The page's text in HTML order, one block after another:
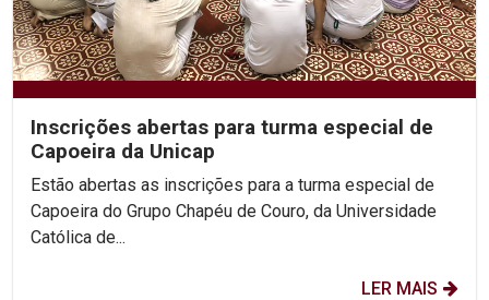
Inscrições abertas para turma especial de
Capoeira da Unicap
Estão abertas as inscrições para a turma especial de
Capoeira do Grupo Chapéu de Couro, da Universidade
Católica de...
LER MAIS